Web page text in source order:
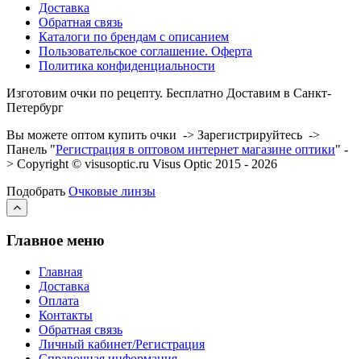
Доставка
Обратная связь
Каталоги по брендам с описанием
Пользовательское соглашение. Оферта
Политика конфиденциальности
Изготовим очки по рецепту. Бесплатно Доставим в Санкт-
Петербург
Вы можете оптом купить очки -> Зарегистрируйтесь ->
Панель "Регистрация в оптовом интернет магазине оптики" -
> Copyright © visusoptic.ru Visus Optic 2015 - 2026
Подобрать Очковые линзы
Главное меню
Главная
Доставка
Оплата
Контакты
Обратная связь
Личный кабинет/Регистрация